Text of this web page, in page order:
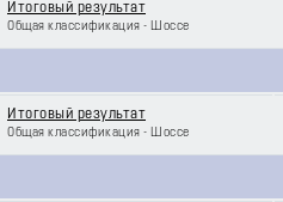
Итоговый результат
Общая классификация - Шоссе
Итоговый результат
Общая классификация - Шоссе